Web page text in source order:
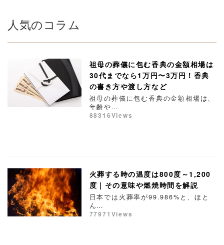
人気のコラム
祖母の葬儀に包む香典の金額相場は
30代までなら1万円〜3万円！香典
の書き方や渡し方など
祖母の葬儀に包む香典の金額相場は、
年齢や…
88316Views
火葬する時の温度は800度～1,200
度｜その意味や燃焼時間を解説
日本では火葬率が99.986%と、ほと
ん…
77971Views